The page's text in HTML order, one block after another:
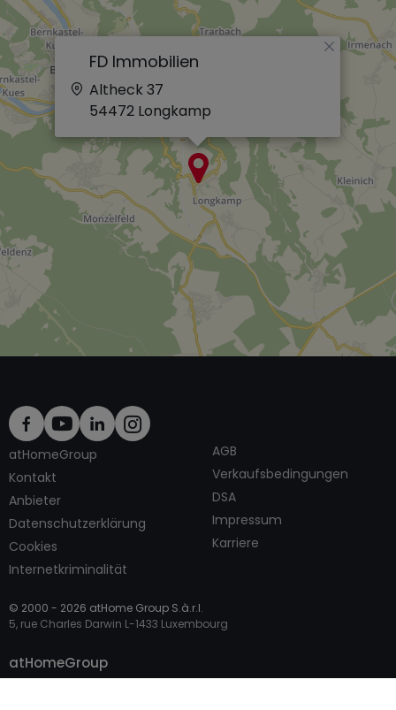
FD Immobilien
Altheck 37
54472 Longkamp
×
atHomeGroup
Kontakt
Anbieter
Datenschutzerklärung
Cookies
Internetkriminalität
AGB
Verkaufsbedingungen
DSA
Impressum
Karriere
© 2000 - 2026 atHome Group S.à.r.l.
5, rue Charles Darwin L-1433 Luxembourg
atHomeGroup